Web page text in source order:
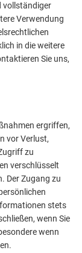
vollständiger
Verwendung
in die weitere
Sie uns,
ergriffen,
vor Verlust,
zu
verschlüsselt
Der Zugang zu
stets
wenn Sie
wenn